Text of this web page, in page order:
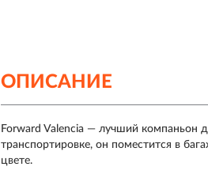
ОПИСАНИЕ
Forward Valencia — лучший компаньон
транспортировке, он поместится в
цвете.